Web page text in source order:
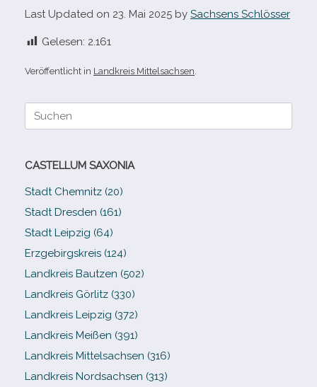
Last Updated on 23. Mai 2025 by Sachsens Schlösser
Gelesen: 2.161
Veröffentlicht in Landkreis Mittelsachsen
Suche
CASTELLUM SAXONIA
Stadt Chemnitz (20)
Stadt Dresden (161)
Stadt Leipzig (64)
Erzgebirgskreis (124)
Landkreis Bautzen (502)
Landkreis Görlitz (330)
Landkreis Leipzig (372)
Landkreis Meißen (391)
Landkreis Mittelsachsen (316)
Landkreis Nordsachsen (313)